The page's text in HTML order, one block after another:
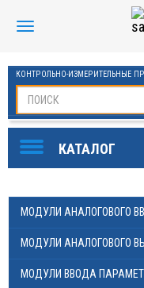
КОНТРОЛЬНО-ИЗМЕРИТЕЛЬНЫЕ
ОБОРУДОВАНИЕ ДЛЯ
FINDER
МОДУЛИ АНАЛОГОВОГО
МОДУЛИ АНАЛОГОВОГО
МОДУЛИ ВВОДА